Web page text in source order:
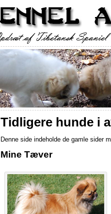
Tidligere hunde i
Denne side indeholde de gamle sider
Mine Tæver